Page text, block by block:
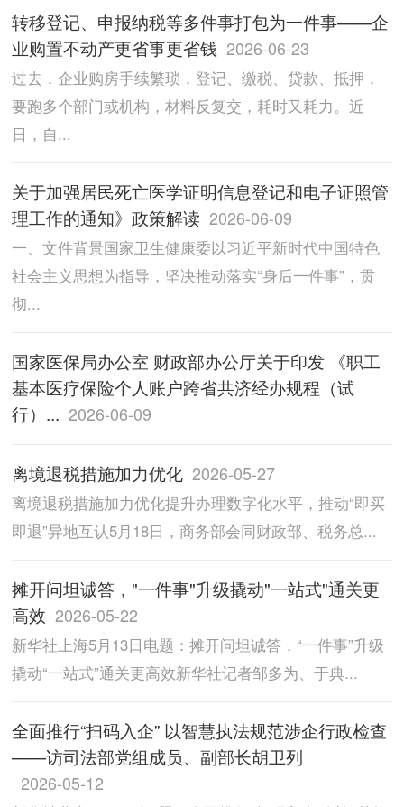
转移登记、申报纳税等多件事打包为一件事——企
业购置不动产更省事更省钱 2026-06-23
过去，企业购房手续繁琐，登记、缴税、贷款、抵押，
要跑多个部门或机构，材料反复交，耗时又耗力。近
日，自...
关于加强居民死亡医学证明信息登记和电子证照管
理工作的通知》政策解读 2026-06-09
一、文件背景国家卫生健康委以习近平新时代中国特色
社会主义思想为指导，坚决推动落实“身后一件事”，贯
彻...
国家医保局办公室 财政部办公厅关于印发 《职工
基本医疗保险个人账户跨省共济经办规程（试
行）... 2026-06-09
离境退税措施加力优化 2026-05-27
离境退税措施加力优化提升办理数字化水平，推动“即买
即退”异地互认5月18日，商务部会同财政部、税务总...
摊开问坦诚答，"一件事"升级撬动"一站式"通关更
高效 2026-05-22
新华社上海5月13日电题：摊开问坦诚答，“一件事”升级
撬动“一站式”通关更高效新华社记者邹多为、于典...
全面推行“扫码入企” 以智慧执法规范涉企行政检查
——访司法部党组成员、副部长胡卫列
2026-05-12